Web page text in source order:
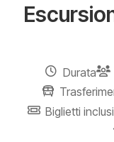
Durata
Biglietti inclusi